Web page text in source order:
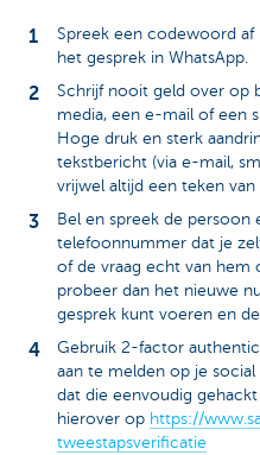
Spreek een codewoord af
het gesprek in WhatsApp.
Schrijf nooit geld over op
media, een e-mail of een
Hoge druk en sterk
tekstbericht (via e-mail,
vrijwel altijd een teken van
Bel en spreek de
telefoonnummer dat je
of de vraag echt van hem
probeer dan het nieuwe
gesprek kunt voeren en
Gebruik 2-factor
aan te melden op je
dat die eenvoudig
hierover op https://
tweestapsverificatie